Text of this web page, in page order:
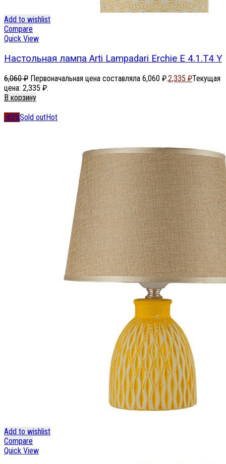
Add to wishlist
Compare
Quick View
Настольная лампа Arti Lampadari Erchie E 4.1.T4 Y
6,060₽ Первоначальная цена составляла 6,060 ₽.2,335 ₽Текущая
цена: 2,335 ₽.
В корзину
-45%Sold outHot
Add to wishlist
Compare
Quick View